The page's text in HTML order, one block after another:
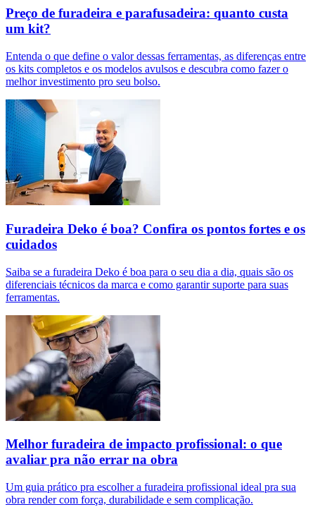
Preço de furadeira e parafusadeira: quanto custa
um kit?
Entenda o que define o valor dessas ferramentas, as diferenças entre
os kits completos e os modelos avulsos e descubra como fazer o
melhor investimento pro seu bolso.
Furadeira Deko é boa? Confira os pontos fortes e os
cuidados
Saiba se a furadeira Deko é boa para o seu dia a dia, quais são os
diferenciais técnicos da marca e como garantir suporte para suas
ferramentas.
Melhor furadeira de impacto profissional: o que
avaliar pra não errar na obra
Um guia prático pra escolher a furadeira profissional ideal pra sua
obra render com força, durabilidade e sem complicação.